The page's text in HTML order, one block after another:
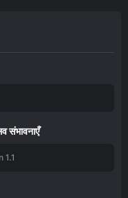
संभावनाएँ